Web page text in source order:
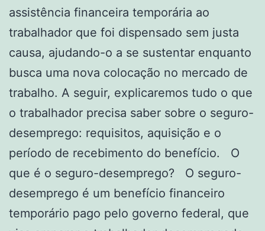
assistência financeira temporária ao
trabalhador que foi dispensado sem justa
causa, ajudando-o a se sustentar enquanto
busca uma nova colocação no mercado de
trabalho. A seguir, explicaremos tudo o que
o trabalhador precisa saber sobre o seguro-
desemprego: requisitos, aquisição e o
período de recebimento do benefício. O
que é o seguro-desemprego? O seguro-
desemprego é um benefício financeiro
temporário pago pelo governo federal, que